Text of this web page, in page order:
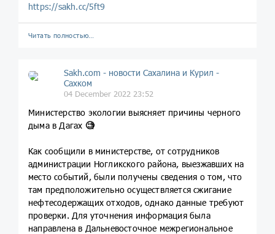
https://sakh.cc/5ft9
Читать полностью…
Sakh.com - новости Сахалина и Курил -
Сахком
04 December 2022 23:52
Министерство экологии выясняет причины черного
дыма в Дагах 🧐
Как сообщили в министерстве, от сотрудников
администрации Ногликского района, выезжавших на
место событий, были получены сведения о том, что
там предположительно осуществляется сжигание
нефтесодержащих отходов, однако данные требуют
проверки. Для уточнения информация была
направлена в Дальневосточное межрегиональное